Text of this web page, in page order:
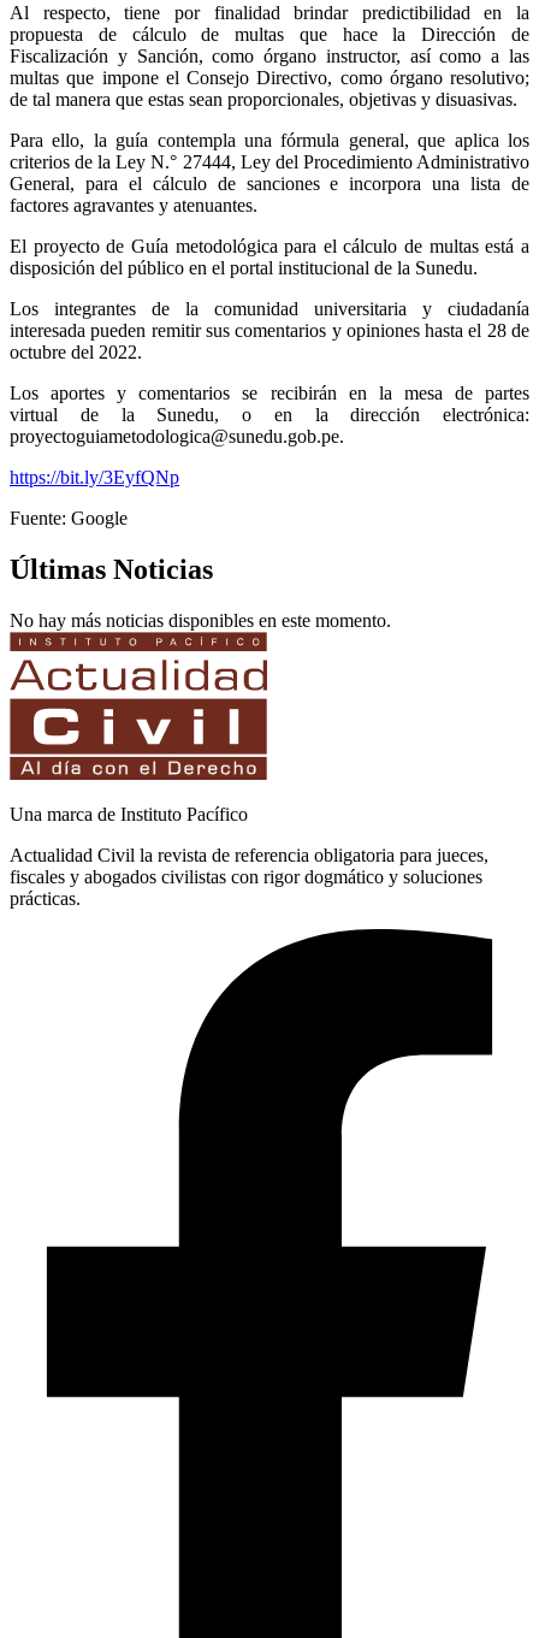
Al respecto, tiene por finalidad brindar predictibilidad en la
propuesta de cálculo de multas que hace la Dirección de
Fiscalización y Sanción, como órgano instructor, así como a las
multas que impone el Consejo Directivo, como órgano resolutivo;
de tal manera que estas sean proporcionales, objetivas y disuasivas.
Para ello, la guía contempla una fórmula general, que aplica los
criterios de la Ley N.° 27444, Ley del Procedimiento Administrativo
General, para el cálculo de sanciones e incorpora una lista de
factores agravantes y atenuantes.
El proyecto de Guía metodológica para el cálculo de multas está a
disposición del público en el portal institucional de la Sunedu.
Los integrantes de la comunidad universitaria y ciudadanía
interesada pueden remitir sus comentarios y opiniones hasta el 28 de
octubre del 2022.
Los aportes y comentarios se recibirán en la mesa de partes
virtual de la Sunedu, o en la dirección electrónica:
proyectoguiametodologica@sunedu.gob.pe.
https://bit.ly/3EyfQNp
Fuente: Google
Últimas Noticias
No hay más noticias disponibles en este momento.
Una marca de Instituto Pacífico
Actualidad Civil la revista de referencia obligatoria para jueces,
fiscales y abogados civilistas con rigor dogmático y soluciones
prácticas.